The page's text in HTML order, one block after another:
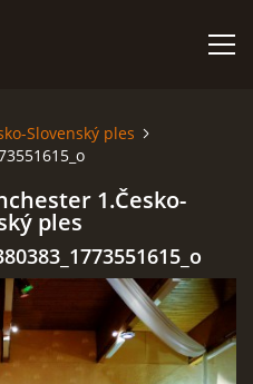
Slovenský ples
1.Česko-
ples